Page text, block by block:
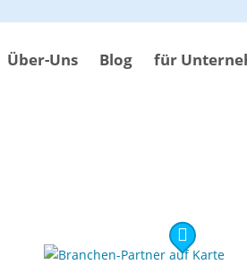
Über-Uns Blog für